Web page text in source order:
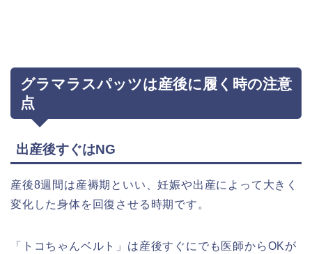
グラマラスパッツは産後に履く時の注意
点
出産後すぐはNG
産後8週間は産褥期といい、妊娠や出産によって大きく
変化した身体を回復させる時期です。
「トコちゃんベルト」は産後すぐにでも医師からOKが